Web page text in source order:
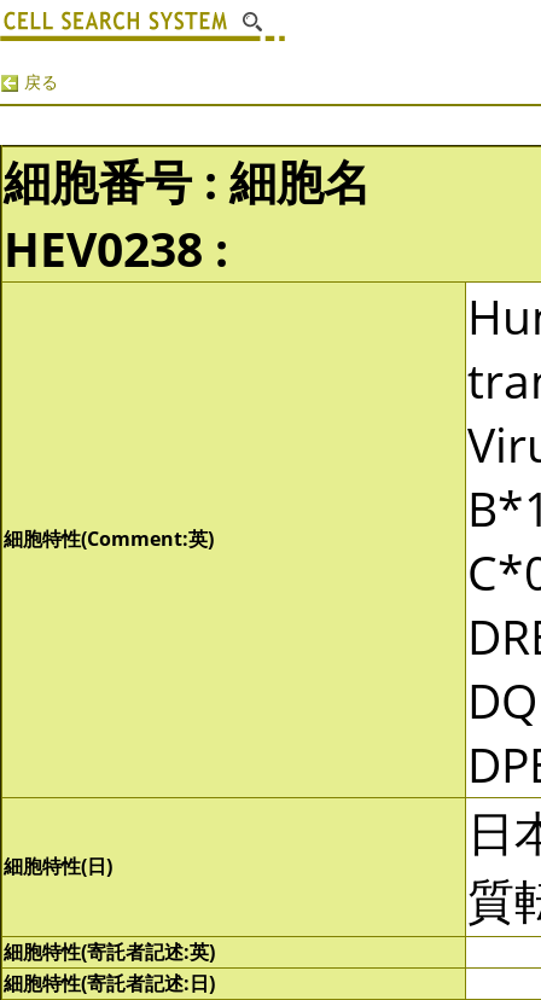
戻る
細胞番号 : 細胞名
HEV0238 :
細胞特性(Comment:英)
細胞特性(日)
日
質
細胞特性(寄託者記述:英)
細胞特性(寄託者記述:日)